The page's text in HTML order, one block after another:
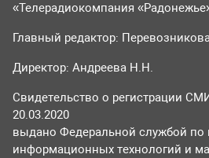
«Телерадиокомпания
Главный редактор:
Директор: Андреева Н.Н.
Свидетельство о регистрации
20.03.2020
выдано Федеральной службой по
информационных технологий и